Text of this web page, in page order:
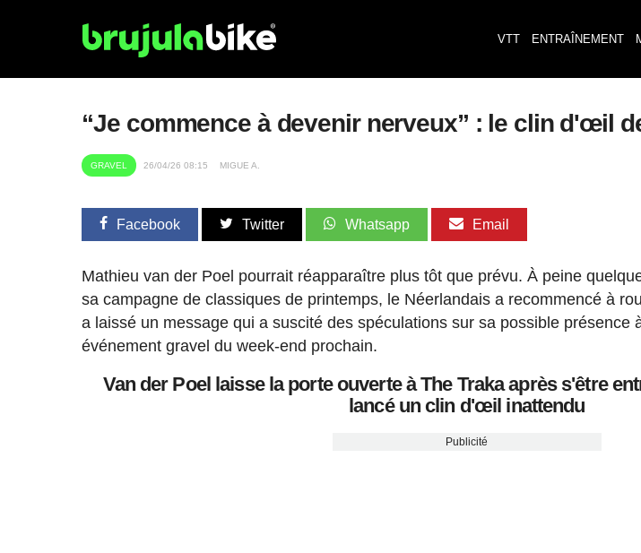
VTT ENTRAÎNEMENT
“Je commence à devenir nerveux” : le clin d'œil
GRAVEL 26/04/26 08:15 MIGUE A.
Facebook Twitter Whatsapp Email
Mathieu van der Poel pourrait réapparaître plus tôt que prévu. À peine
sa campagne de classiques de printemps, le Néerlandais a recommencé à
a laissé un message qui a suscité des spéculations sur sa possible présence
événement gravel du week-end prochain.
Van der Poel laisse la porte ouverte à The Traka après s'être
lancé un clin d'œil inattendu
Publicité